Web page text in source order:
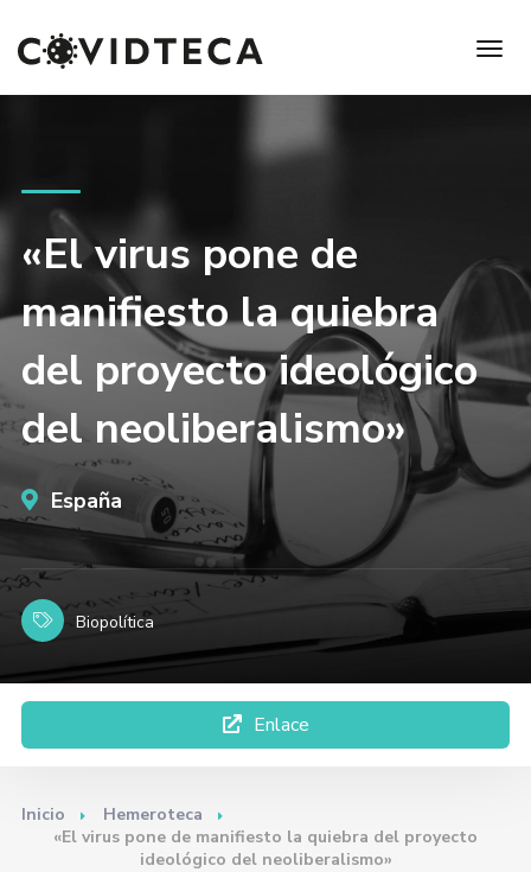
«El virus pone de
manifiesto la quiebra
del proyecto ideológico
del neoliberalismo»
España
Biopolítica
Enlace
Inicio
Hemeroteca
«El virus pone de manifiesto la quiebra del proyecto
ideológico del neoliberalismo»